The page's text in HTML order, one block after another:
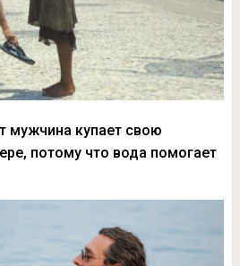
мужчина купает свою
потому что вода помогает